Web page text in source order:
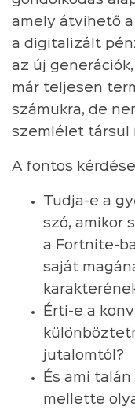
amely átvihető
a digitalizált
az új
már teljesen
számukra, de
szemlélet társul
A fontos
Tudja-e a
szó, amikor
a Fortnite-
saját
Érti-e a
jutalomtól?
És ami
mellette